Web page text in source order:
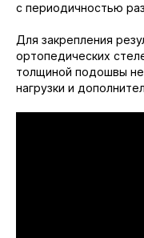
с периодичностью
Для закрепления
ортопедических
толщиной подошвы
нагрузки и